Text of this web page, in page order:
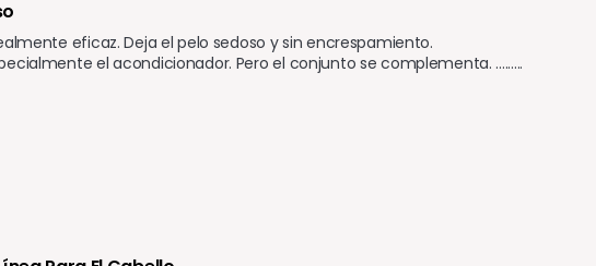
eficaz. Deja el pelo sedoso y sin encrespamiento.
el acondicionador. Pero el conjunto se complementa. .........